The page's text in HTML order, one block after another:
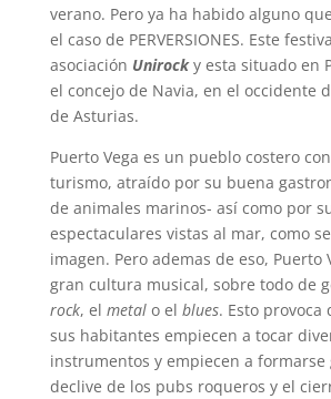
verano. Pero ya ha habido alguno
el caso de PERVERSIONES. Este
asociación Unirocky esta situado en
el concejo de Navia, en el occidente
de Asturias.
Puerto Vega es un pueblo costero
turismo, atraído por su buena
de animales marinos- así como por
espectaculares vistas al mar, como
imagen. Pero ademas de eso, Puerto
gran cultura musical, sobre todo de
rock, el metalo el blues. Esto provoca
sus habitantes empiecen a tocar
instrumentos y empiecen a formarse
declive de los pubs roqueros y el